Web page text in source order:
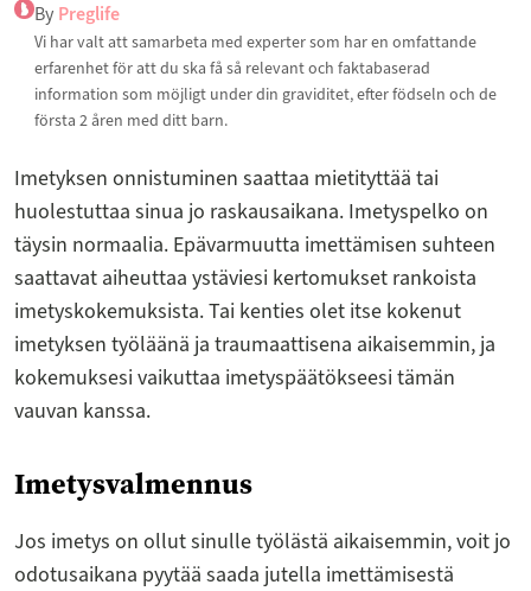
By Preglife
Vi har valt att samarbeta med experter som har en omfattande
erfarenhet för att du ska få så relevant och faktabaserad
information som möjligt under din graviditet, efter födseln och de
första 2 åren med ditt barn.
Imetyksen onnistuminen saattaa mietityttää tai
huolestuttaa sinua jo raskausaikana. Imetyspelko on
täysin normaalia. Epävarmuutta imettämisen suhteen
saattavat aiheuttaa ystäviesi kertomukset rankoista
imetyskokemuksista. Tai kenties olet itse kokenut
imetyksen työläänä ja traumaattisena aikaisemmin, ja
kokemuksesi vaikuttaa imetyspäätökseesi tämän
vauvan kanssa.
Imetysvalmennus
Jos imetys on ollut sinulle työlästä aikaisemmin, voit jo
odotusaikana pyytää saada jutella imettämisestä